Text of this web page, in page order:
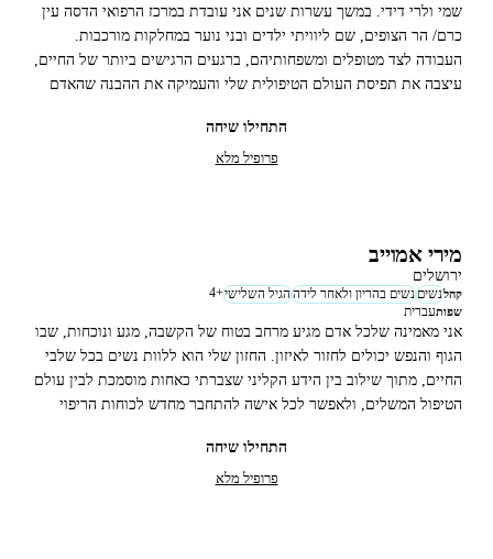
שמי ולרי דידי. במשך עשרות שנים אני עובדת במרכז הרפואי הדסה עין
כרם/ הר הצופים, שם ליוויתי ילדים ובני נוער במחלקות מורכבות.
העבודה לצד מטופלים ומשפחותיהם, ברגעים הרגישים ביותר של החיים,
עיצבה את תפיסת העולם הטיפולית שלי והעמיקה את ההבנה שהאדם
התחילו שיחה
פרופיל מלא
מירי אמוייב
ירושלים
קהלנשיםנשים בהריון ולאחר לידההגיל השלישי+
4
שפותעברית
אני מאמינה שלכל אדם מגיע מרחב בטוח של הקשבה, מגע ונוכחות, שבו
הגוף והנפש יכולים לחזור לאיזון. החזון שלי הוא ללוות נשים בכל שלבי
החיים, מתוך שילוב בין הידע הקליני שצברתי כאחות מוסמכת לבין עולם
הטיפול המשלים, ולאפשר לכל אישה להתחבר מחדש לכוחות הריפוי
התחילו שיחה
פרופיל מלא